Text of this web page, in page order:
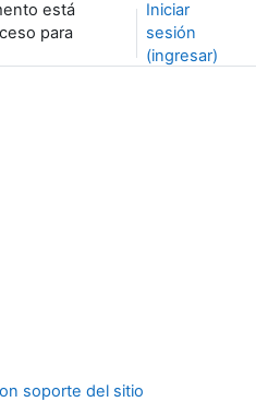
está
para
Iniciar
sesión
(ingresar)
soporte del sitio